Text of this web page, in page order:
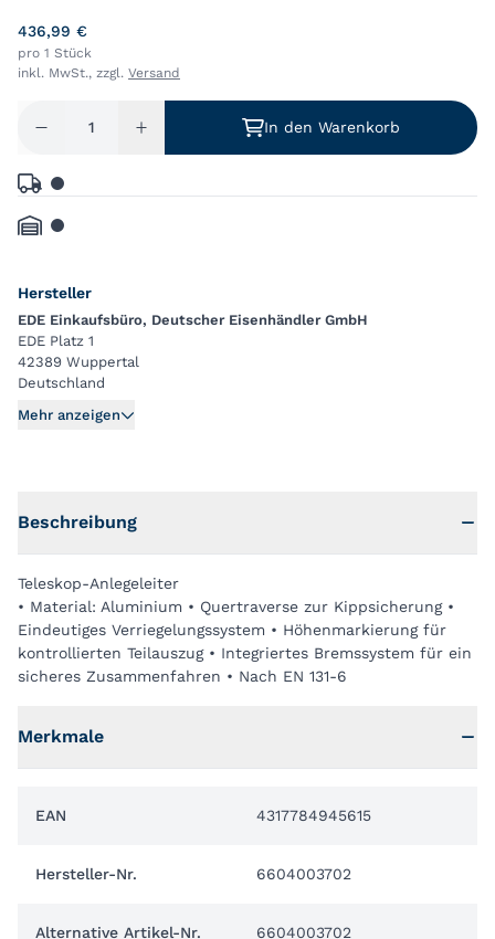
Bremssystem für ein sich...
436,99 €
pro 1 Stück
inkl. MwSt., zzgl. Versand
In den Warenkorb
Hersteller
EDE Einkaufsbüro, Deutscher Eisenhändler GmbH
EDE Platz 1
42389 Wuppertal
Deutschland
Mehr anzeigen
Beschreibung
Teleskop-Anlegeleiter
• Material: Aluminium • Quertraverse zur Kippsicherung •
Eindeutiges Verriegelungssystem • Höhenmarkierung für
kontrollierten Teilauszug • Integriertes Bremssystem für ein
sicheres Zusammenfahren • Nach EN 131-6
Merkmale
EAN 4317784945615
Hersteller-Nr. 6604003702
Alternative Artikel-Nr. 6604003702